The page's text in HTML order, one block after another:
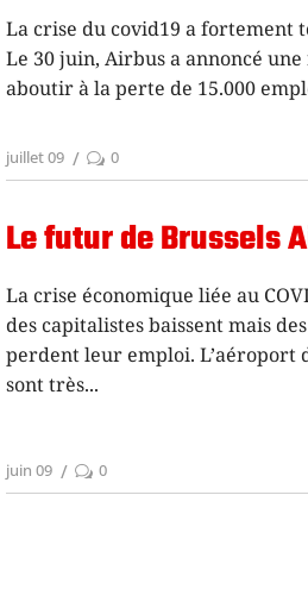
La crise du covid19 a fortement
Le 30 juin, Airbus a annoncé
aboutir à la perte de 15.000
juillet 09 0
Le futur de Brussels
La crise économique liée au
des capitalistes baissent mais
perdent leur emploi. L’aéroport
sont très
juin 09 0